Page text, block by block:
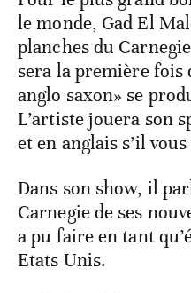
le monde, Gad El
planches du
sera la première fois
anglo saxon» se
L’artiste jouera son
et en anglais s’il
Dans son show, il
Carnegie de ses
a pu faire en tant
Etats Unis.